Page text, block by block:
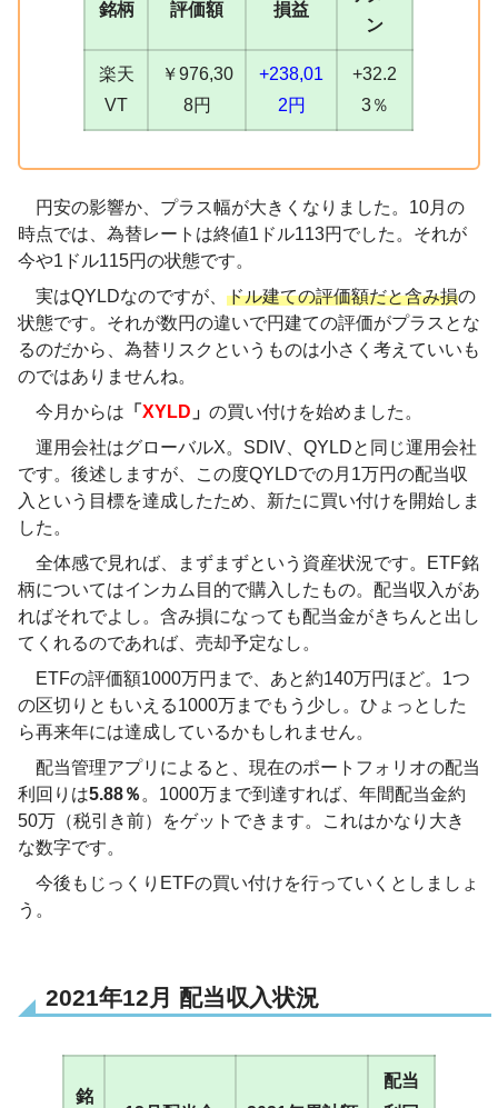
銘柄 評価額 損益
ン
楽天
VT
￥976,30
8円
+238,01
2円
+32.2
3％
円安の影響か、プラス幅が大きくなりました。10月の
時点では、為替レートは終値1ドル113円でした。それが
今や1ドル115円の状態です。
実はQYLDなのですが、 ドル建ての評価額だと含み損の
状態です。それが数円の違いで円建ての評価がプラスとな
るのだから、為替リスクというものは小さく考えていいも
のではありませんね。
今月からは 「 XYLD 」 の買い付けを始めました。
運用会社はグローバルX。SDIV、QYLDと同じ運用会社
です。後述しますが、この度QYLDでの月1万円の配当収
入という目標を達成したため、新たに買い付けを開始しま
した。
全体感で見れば、まずまずという資産状況です。ETF銘
柄についてはインカム目的で購入したもの。配当収入があ
ればそれでよし。含み損になっても配当金がきちんと出し
てくれるのであれば、売却予定なし。
ETFの評価額1000万円まで、あと約140万円ほど。1つ
の区切りともいえる1000万までもう少し。ひょっとした
ら再来年には達成しているかもしれません。
配当管理アプリによると、現在のポートフォリオの配当
利回りは5.88％ 。1000万まで到達すれば、年間配当金約
50万（税引き前）をゲットできます。これはかなり大き
な数字です。
今後もじっくりETFの買い付けを行っていくとしましょ
う。
2021年12月 配当収入状況
銘
配当